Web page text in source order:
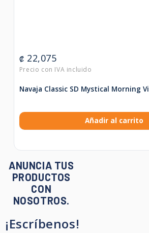
₡ 22,075
Navaja Classic SD Mystical Morning
Añadir al carrito
ANUNCIA TUS
PRODUCTOS
CON
NOSOTROS.
¡Escríbenos!